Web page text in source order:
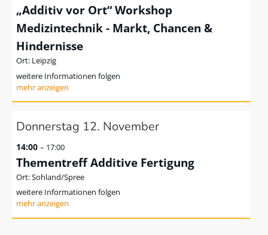
„Additiv vor Ort“ Workshop
Medizintechnik - Markt, Chancen &
Hindernisse
Leipzig
weitere Informationen folgen
Donnerstag 12. November
14:00 – 17:00
Thementreff Additive Fertigung
Sohland/Spree
weitere Informationen folgen